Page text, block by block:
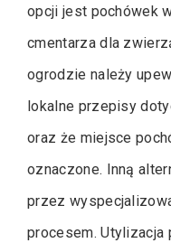
opcji jest pochówek
cmentarza dla
ogrodzie należy
lokalne przepisy
oraz że miejsce
oznaczone. Inną
przez
procesem. Utylizacja